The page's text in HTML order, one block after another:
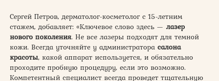
Сергей Петров, дерматолог-косметолог с 15-летним
стажем, добавляет: «Ключевое слово здесь — лазер
нового поколения. Не все лазеры подходят для темной
кожи. Всегда уточняйте у администратора салона
красоты, какой аппарат используется, и обязательно
проходите пробную процедуру, если это возможно.
Компетентный специалист всегда проведет тщательную